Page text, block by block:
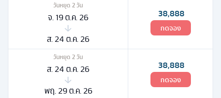
วันหยุด 2วัน
จ. 19 ต.ค. 26
ส. 24 ต.ค. 26
38,888
กดจอง
วันหยุด 2วัน
ส. 24 ต.ค. 26
พฤ. 29 ต.ค. 26
38,888
กดจอง